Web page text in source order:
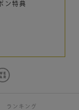
ン特典
ランキング